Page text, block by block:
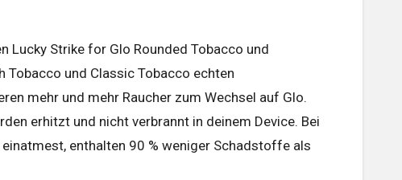
Lucky Strike for Glo Rounded Tobacco und
Tobacco und Classic Tobacco echten
mehr und mehr Raucher zum Wechsel auf Glo.
erhitzt und nicht verbrannt in deinem Device. Bei
enthalten 90 % weniger Schadstoffe als